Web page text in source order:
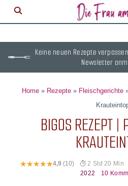
Keine neuen Rezepte
Newsletter
Home» Rezepte» Fleischgerichte
BIGOS REZEPT |
4,9(10) 2 Std 20 Min
2022
10